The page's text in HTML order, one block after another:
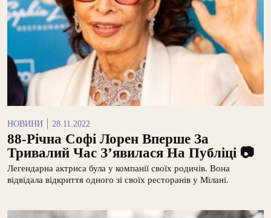
НОВИНИ 28.11.2022
88-Річна Софі Лорен Вперше За
Тривалий Час З’явилася На Публіці 📷
Легендарна актриса була у компанії своїх родичів. Вона
відвідала відкриття одного зі своїх ресторанів у Мілані.